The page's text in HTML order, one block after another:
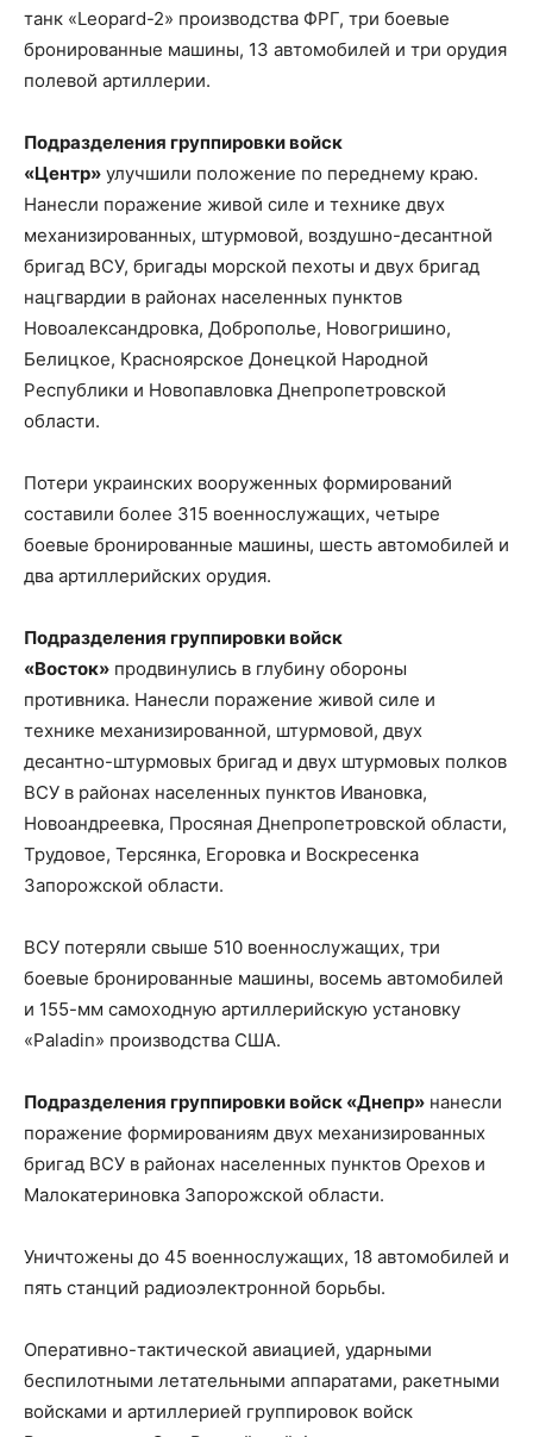
танк «Leopard-2» производства ФРГ, три боевые
бронированные машины, 13 автомобилей и три орудия
полевой артиллерии.
Подразделения группировки войск
«Центр» улучшили положение по переднему краю.
Нанесли поражение живой силе и технике двух
механизированных, штурмовой, воздушно-десантной
бригад ВСУ, бригады морской пехоты и двух бригад
нацгвардии в районах населенных пунктов
Новоалександровка, Доброполье, Новогришино,
Белицкое, Красноярское Донецкой Народной
Республики и Новопавловка Днепропетровской
области.
Потери украинских вооруженных формирований
составили более 315 военнослужащих, четыре
боевые бронированные машины, шесть автомобилей и
два артиллерийских орудия.
Подразделения группировки войск
«Восток» продвинулись в глубину обороны
противника. Нанесли поражение живой силе и
технике механизированной, штурмовой, двух
десантно-штурмовых бригад и двух штурмовых полков
ВСУ в районах населенных пунктов Ивановка,
Новоандреевка, Просяная Днепропетровской области,
Трудовое, Терсянка, Егоровка и Воскресенка
Запорожской области.
ВСУ потеряли свыше 510 военнослужащих, три
боевые бронированные машины, восемь автомобилей
и 155-мм самоходную артиллерийскую установку
«Paladin» производства США.
Подразделения группировки войск «Днепр» нанесли
поражение формированиям двух механизированных
бригад ВСУ в районах населенных пунктов Орехов и
Малокатериновка Запорожской области.
Уничтожены до 45 военнослужащих, 18 автомобилей и
пять станций радиоэлектронной борьбы.
Оперативно-тактической авиацией, ударными
беспилотными летательными аппаратами, ракетными
войсками и артиллерией группировок войск